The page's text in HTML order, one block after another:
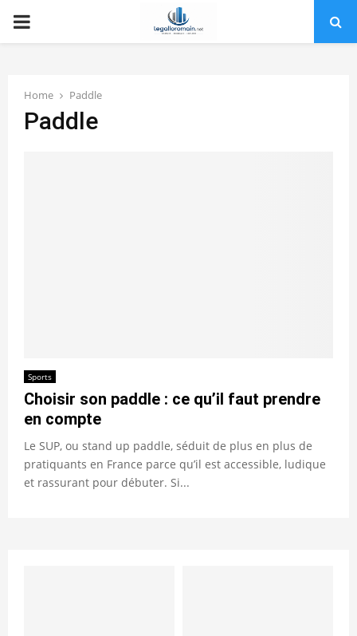
PRIMARY
Home Paddle
Paddle
Sports
Choisir son paddle : ce qu’il faut prendre
en compte
Le SUP, ou stand up paddle, séduit de plus en plus de
pratiquants en France parce qu’il est accessible, ludique
et rassurant pour débuter. Si...